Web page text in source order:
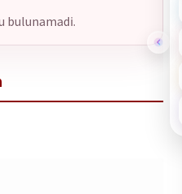
bulunamadi.